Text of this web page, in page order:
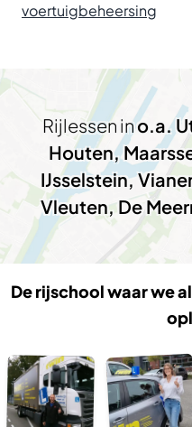
voertuigbeheersing
Rijlessen ino.a.
Houten,
IJsselstein,
Vleuten, De
De rijschool waar we